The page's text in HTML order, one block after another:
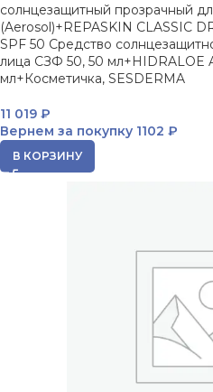
солнцезащитный прозрачный
(Aerosol)+REPASKIN CLASSIC
SPF 50 Средство
лица СЗФ 50, 50 мл+HIDRALOE
мл+Косметичка, SESDERMA
11 019 ₽
Вернем за покупку 1102 ₽
В КОРЗИНУ